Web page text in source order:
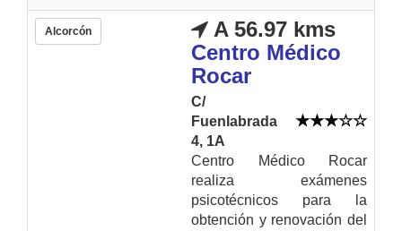
Alcorcón
A 56.97 kms
Centro Médico
Rocar
C/
Fuenlabrada
4, 1A
Centro Médico Rocar
realiza exámenes
psicotécnicos para la
obtención y renovación del